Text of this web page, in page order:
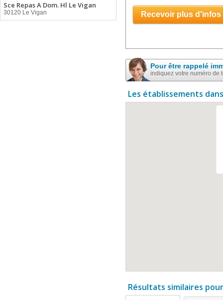
Sce Repas A Dom. Hl Le Vigan
30120 Le Vigan Recevoir plus d'infos
Pour être rappelé
indiquez votre numéro de
Les établissements
Résultats similaires